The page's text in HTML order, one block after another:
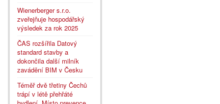
Wienerberger s.r.o.
zveřejňuje hospodářský
výsledek za rok 2025
ČAS rozšířila Datový
standard stavby a
dokončila další milník
zavádění BIM v Česku
Téměř dvě třetiny Čechů
trápí v létě přehřáté